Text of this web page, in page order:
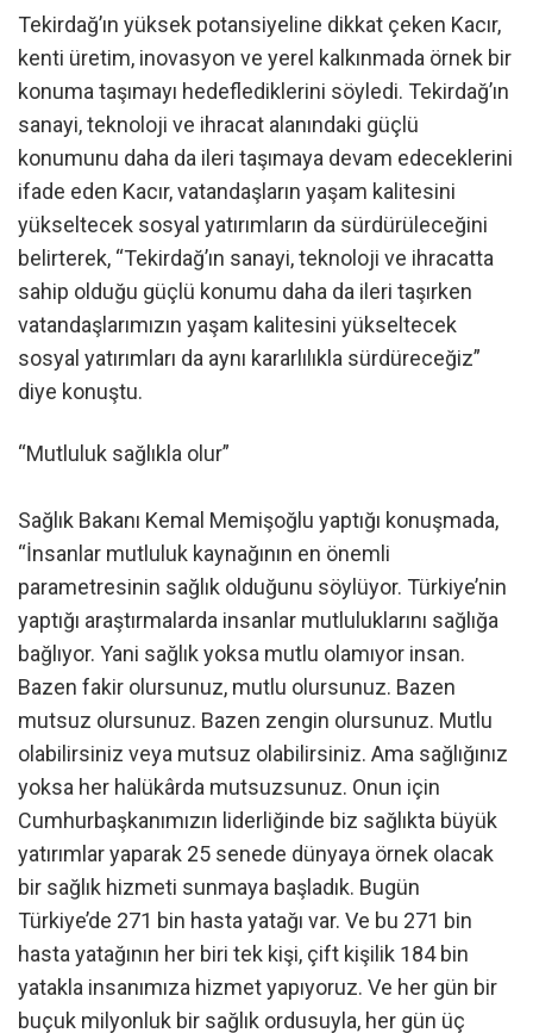
Tekirdağ’ın yüksek potansiyeline dikkat çeken Kacır,
kenti üretim, inovasyon ve yerel kalkınmada örnek bir
konuma taşımayı hedeflediklerini söyledi. Tekirdağ’ın
sanayi, teknoloji ve ihracat alanındaki güçlü
konumunu daha da ileri taşımaya devam edeceklerini
ifade eden Kacır, vatandaşların yaşam kalitesini
yükseltecek sosyal yatırımların da sürdürüleceğini
belirterek, “Tekirdağ’ın sanayi, teknoloji ve ihracatta
sahip olduğu güçlü konumu daha da ileri taşırken
vatandaşlarımızın yaşam kalitesini yükseltecek
sosyal yatırımları da aynı kararlılıkla sürdüreceğiz”
diye konuştu.
“Mutluluk sağlıkla olur”
Sağlık Bakanı Kemal Memişoğlu yaptığı konuşmada,
“İnsanlar mutluluk kaynağının en önemli
parametresinin sağlık olduğunu söylüyor. Türkiye’nin
yaptığı araştırmalarda insanlar mutluluklarını sağlığa
bağlıyor. Yani sağlık yoksa mutlu olamıyor insan.
Bazen fakir olursunuz, mutlu olursunuz. Bazen
mutsuz olursunuz. Bazen zengin olursunuz. Mutlu
olabilirsiniz veya mutsuz olabilirsiniz. Ama sağlığınız
yoksa her halükârda mutsuzsunuz. Onun için
Cumhurbaşkanımızın liderliğinde biz sağlıkta büyük
yatırımlar yaparak 25 senede dünyaya örnek olacak
bir sağlık hizmeti sunmaya başladık. Bugün
Türkiye’de 271 bin hasta yatağı var. Ve bu 271 bin
hasta yatağının her biri tek kişi, çift kişilik 184 bin
yatakla insanımıza hizmet yapıyoruz. Ve her gün bir
buçuk milyonluk bir sağlık ordusuyla, her gün üç